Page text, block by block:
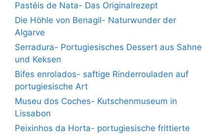
Pastéis de Nata- Das Originalrezept
Die Höhle von Benagil- Naturwunder der
Algarve
Serradura- Portugiesisches Dessert aus Sahne
und Keksen
Bifes enrolados- saftige Rinderrouladen auf
portugiesische Art
Museu dos Coches- Kutschenmuseum in
Lissabon
Peixinhos da Horta- portugiesische frittierte